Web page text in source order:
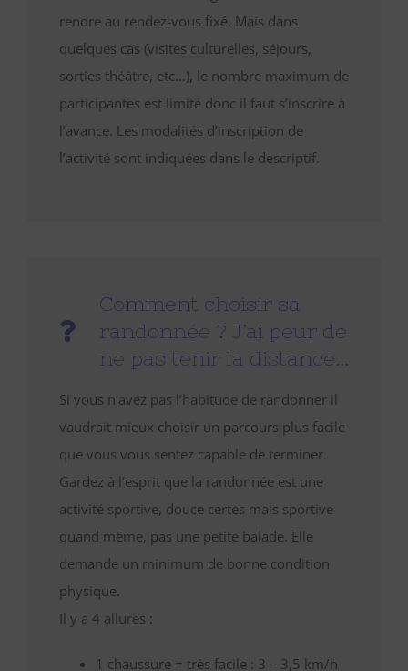
rendre au rendez-vous fixé. Mais dans
quelques cas (visites culturelles, séjours,
sorties théâtre, etc…), le nombre maximum de
participantes est limité donc il faut s’inscrire à
l’avance. Les modalités d’inscription de
l’activité sont indiquées dans le descriptif.
Comment choisir sa
randonnée ? J’ai peur de
ne pas tenir la distance…
Si vous n’avez pas l’habitude de randonner il
vaudrait mieux choisir un parcours plus facile
que vous vous sentez capable de terminer.
Gardez à l’esprit que la randonnée est une
activité sportive, douce certes mais sportive
quand même, pas une petite balade. Elle
demande un minimum de bonne condition
physique.
Il y a 4 allures :
1 chaussure = très facile : 3 – 3,5 km/h